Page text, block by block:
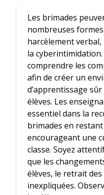
Les brimades
nombreuses
harcèlement
la
comprendre les
afin de créer un
d’apprentissage
élèves. Les
essentiel dans la
brimades en
encourageant une
classe. Soyez
que les
élèves, le retrait
inexpliquées.